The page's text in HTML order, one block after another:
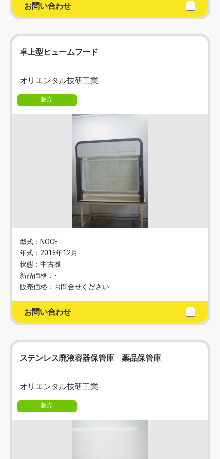
お問い合わせ
卓上型ヒュームフード
オリエンタル技研工業
販売
型式：NOCE
年式：2018年12月
状態：中古機
新品価格：-
販売価格：お問合せください
お問い合わせ
ステンレス廃液容器保管庫 薬品保管庫
オリエンタル技研工業
販売